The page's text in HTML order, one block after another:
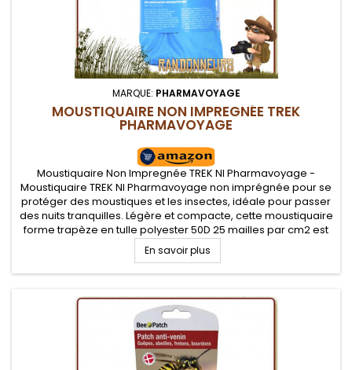
MARQUE: PHARMAVOYAGE
MOUSTIQUAIRE NON IMPREGNÉE TREK
PHARMAVOYAGE
Moustiquaire Non Impregnée TREK NI Pharmavoyage -
Moustiquaire TREK NI Pharmavoyage non imprégnée pour se
protéger des moustiques et les insectes, idéale pour passer
des nuits tranquilles. Légère et compacte, cette moustiquaire
forme trapèze en tulle polyester 50D 25 mailles par cm2 est
idéale en randonnée, voyage et camping.
En savoir plus